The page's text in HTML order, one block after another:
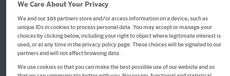
We Care About Your Privacy
We and our103partners store and/or access information on a device, such as
unique IDs in cookies to process personal data. You may accept or manage your
choices by clicking below, including your right to object where legitimate interest is
used, or at any time in the privacy policy page. These choices will be signaled to our
partners and will not affect browsing data.
We use cookies so that you can make the best possible use of our website and so